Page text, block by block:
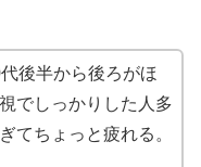
後半から後ろがほ
でしっかりした人多
てちょっと疲れる。